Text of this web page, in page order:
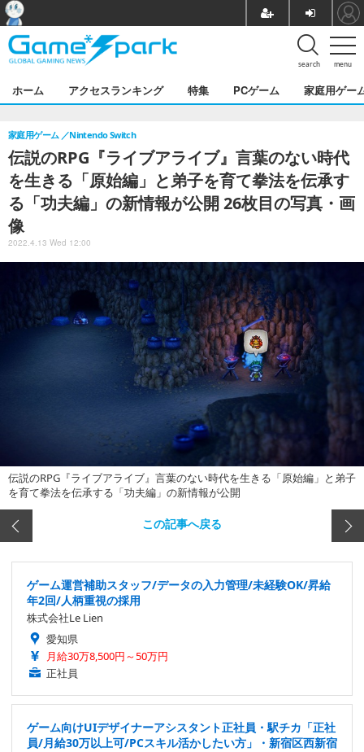
menu
search
ホーム アクセスランキング 特集 PCゲーム 家庭用ゲー
伝説のRPG『ライブアライブ』言葉のない時代
を生きる「原始編」と弟子を育て拳法を伝承す
る「功夫編」の新情報が公開 26枚目の写真・画
像
家庭用ゲーム Nintendo Switch
2022.4.13 Wed 12:00
伝説のRPG『ライブアライブ』言葉のない時代を生きる「原始編」と弟子
を育て拳法を伝承する「功夫編」の新情報が公開
この記事へ戻る
ゲーム運営補助スタッフ/データの入力管理/未経験OK/昇給
年2回/人柄重視の採用
株式会社Le Lien
愛知県
月給30万8,500円～50万円
正社員
ゲーム向けUIデザイナーアシスタント正社員・駅チカ「正社
員/月給30万以上可/PCスキル活かしたい方」・新宿区西新宿